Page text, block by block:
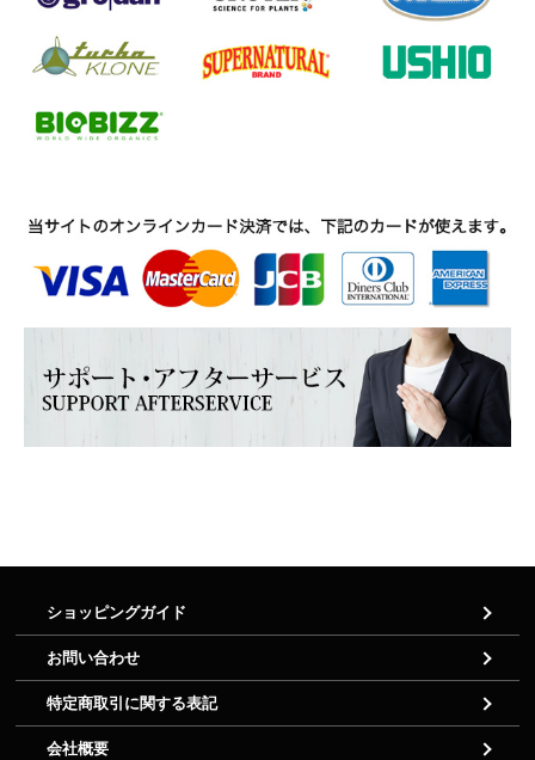
ショッピングガイド
お問い合わせ
特定商取引に関する表記
会社概要